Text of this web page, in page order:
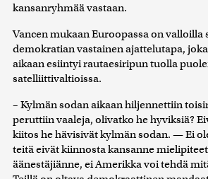
kansanryhmää vastaan.
Vancen mukaan Euroopassa on valloilla
demokratian vastainen ajattelutapa,
aikaan esiintyi rautaesiripun tuolla
satelliittivaltioissa.
– Kylmän sodan aikaan hiljennettiin
peruttiin vaaleja, olivatko he hyviksiä?
kiitos he hävisivät kylmän sodan. — Ei
teitä eivät kiinnosta kansanne
äänestäjiänne, ei Amerikka voi tehdä